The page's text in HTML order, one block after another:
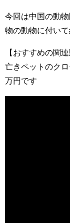
今回は中国の動
物の動物に付いて
【おすすめの関連
亡きペットのク
万円です